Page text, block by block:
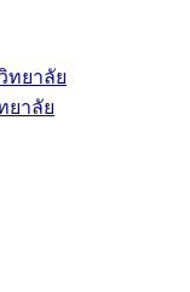
ทยาลัย
ยาลัย